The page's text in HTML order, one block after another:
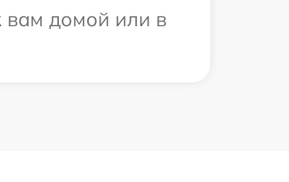
вам домой или в